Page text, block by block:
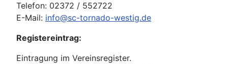
Telefon: 02372 / 552722
E-Mail: info@sc-tornado-westig.de
Registereintrag:
Eintragung im Vereinsregister.